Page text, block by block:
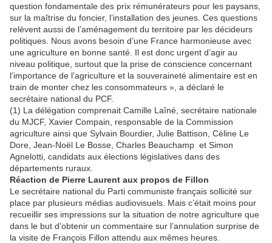
question fondamentale des prix rémunérateurs pour les paysans,
sur la maîtrise du foncier, l’installation des jeunes. Ces questions
relèvent aussi de l’aménagement du territoire par les décideurs
politiques. Nous avons besoin d’une France harmonieuse avec
une agriculture en bonne santé. Il est donc urgent d’agir au
niveau politique, surtout que la prise de conscience concernant
l’importance de l’agriculture et la souveraineté alimentaire est en
train de monter chez les consommateurs », a déclaré le
secrétaire national du PCF.
(1) La délégation comprenait Camille Laîné, secrétaire nationale
du MJCF, Xavier Compain, responsable de la Commission
agriculture ainsi que Sylvain Bourdier, Julie Battison, Céline Le
Dore, Jean-Noël Le Bosse, Charles Beauchamp et Simon
Agnelotti, candidats aux élections législatives dans des
départements ruraux.
Réaction de Pierre Laurent aux propos de Fillon
Le secrétaire national du Parti communiste français sollicité sur
place par plusieurs médias audiovisuels. Mais c’était moins pour
recueillir ses impressions sur la situation de notre agriculture que
dans le but d’obtenir un commentaire sur l’annulation surprise de
la visite de François Fillon attendu aux mêmes heures.